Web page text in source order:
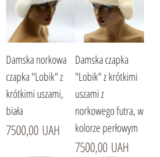
Damska norkowa
czapka "Lobik" z
krótkimi uszami,
biała
Cena
7500,00 UAH
Damska czapka
"Lobik" z krótkimi
uszami z
norkowego futra, w
kolorze perłowym
Cena
7500,00 UAH